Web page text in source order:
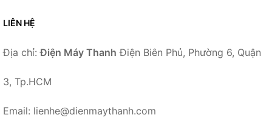
LIÊN HỆ
Địa chỉ:Điện Máy Thanh Điện Biên Phủ, Phường 6, Quận
3, Tp.HCM
Email: lienhe@dienmaythanh.com